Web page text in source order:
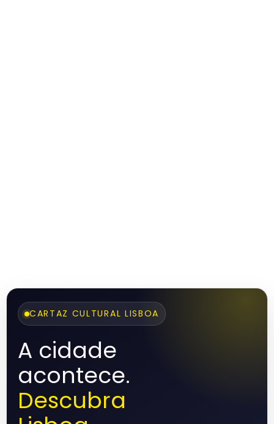
CARTAZ CULTURAL LISBOA
A cidade
acontece.
Descubra